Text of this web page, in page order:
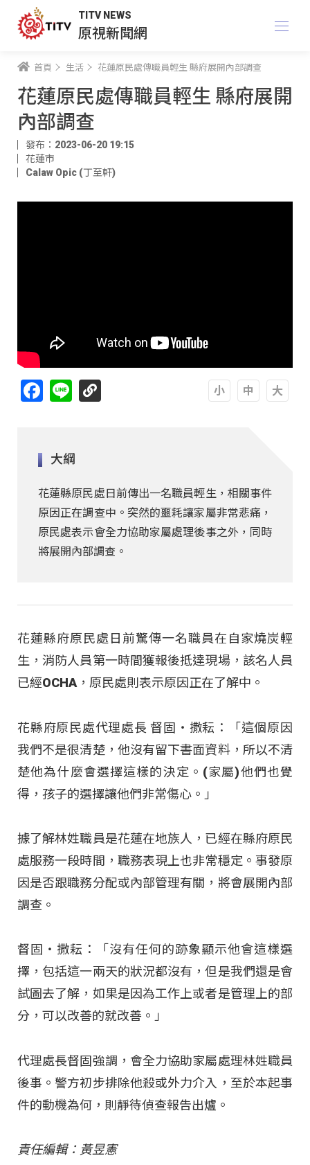
TITV NEWS
原視新聞網
首頁 生活 花蓮原民處傳職員輕生 縣府展開內部調查
花蓮原民處傳職員輕生 縣府展開
內部調查
發布：2023-06-20 19:15
花蓮市
Calaw Opic (丁至軒)
Facebook
Line
大綱
花蓮縣原民處日前傳出一名職員輕生，相關事件
原因正在調查中。突然的噩耗讓家屬非常悲痛，
原民處表示會全力協助家屬處理後事之外，同時
將展開內部調查。
花蓮縣府原民處日前驚傳一名職員在自家燒炭輕
生，消防人員第一時間獲報後抵達現場，該名人員
已經OCHA，原民處則表示原因正在了解中。
花縣府原民處代理處長 督固‧撒耘：「這個原因
我們不是很清楚，他沒有留下書面資料，所以不清
楚他為什麼會選擇這樣的決定。(家屬)他們也覺
得，孩子的選擇讓他們非常傷心。」
據了解林姓職員是花蓮在地族人，已經在縣府原民
處服務一段時間，職務表現上也非常穩定。事發原
因是否跟職務分配或內部管理有關，將會展開內部
調查。
督固‧撒耘：「沒有任何的跡象顯示他會這樣選
擇，包括這一兩天的狀況都沒有，但是我們還是會
試圖去了解，如果是因為工作上或者是管理上的部
分，可以改善的就改善。」
代理處長督固強調，會全力協助家屬處理林姓職員
後事。警方初步排除他殺或外力介入，至於本起事
件的動機為何，則靜待偵查報告出爐。
責任編輯：黃昱憲